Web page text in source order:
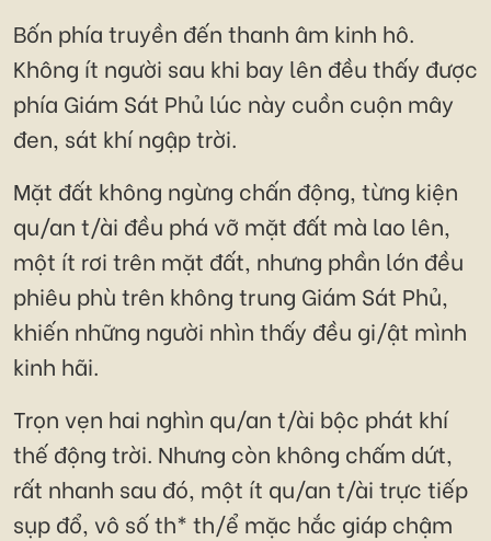
Bốn phía truyền đến thanh âm kinh hô.
Không ít người sau khi bay lên đều thấy được
phía Giám Sát Phủ lúc này cuồn cuộn mây
đen, sát khí ngập trời.
Mặt đất không ngừng chấn động, từng kiện
qu/an t/ài đều phá vỡ mặt đất mà lao lên,
một ít rơi trên mặt đất, nhưng phần lớn đều
phiêu phù trên không trung Giám Sát Phủ,
khiến những người nhìn thấy đều gi/ật mình
kinh hãi.
Trọn vẹn hai nghìn qu/an t/ài bộc phát khí
thế động trời. Nhưng còn không chấm dứt,
rất nhanh sau đó, một ít qu/an t/ài trực tiếp
sụp đổ, vô số th* th/ể mặc hắc giáp chậm